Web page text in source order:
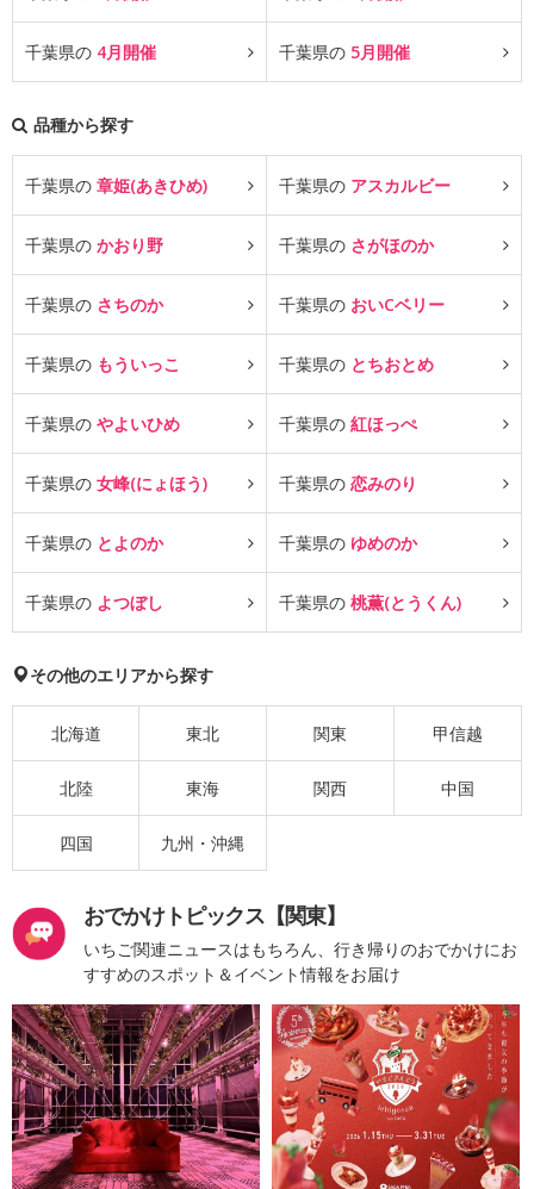
千葉県の 4月開催 千葉県の 5月開催
品種から探す
千葉県の 章姫(あきひめ) 千葉県の アスカルビー
千葉県の かおり野 千葉県の さがほのか
千葉県の さちのか 千葉県の おいCベリー
千葉県の もういっこ 千葉県の とちおとめ
千葉県の やよいひめ 千葉県の 紅ほっぺ
千葉県の 女峰(にょほう) 千葉県の 恋みのり
千葉県の とよのか 千葉県の ゆめのか
千葉県の よつぼし 千葉県の 桃薫(とうくん)
その他のエリアから探す
北海道 東北 関東 甲信越
北陸 東海 関西 中国
四国 九州・沖縄
おでかけトピックス【関東】
いちご関連ニュースはもちろん、行き帰りのおでかけにお
すすめのスポット＆イベント情報をお届け